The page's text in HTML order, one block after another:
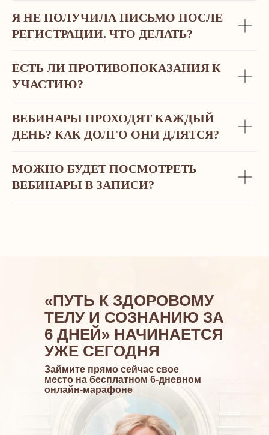
Я НЕ ПОЛУЧИЛА ПИСЬМО ПОСЛЕ
РЕГИСТРАЦИИ. ЧТО ДЕЛАТЬ?
ЕСТЬ ЛИ ПРОТИВОПОКАЗАНИЯ К
УЧАСТИЮ?
ВЕБИНАРЫ ПРОХОДЯТ КАЖДЫЙ
ДЕНЬ? КАК ДОЛГО ОНИ ДЛЯТСЯ?
МОЖНО БУДЕТ ПОСМОТРЕТЬ
ВЕБИНАРЫ В ЗАПИСИ?
Займите прямо сейчас свое
место на бесплатном 6-дневном
онлайн-марафоне
«ПУТЬ К ЗДОРОВОМУ
ТЕЛУ И СОЗНАНИЮ ЗА
6 ДНЕЙ» НАЧИНАЕТСЯ
УЖЕ СЕГОДНЯ